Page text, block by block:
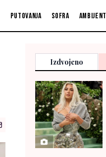
Putovanja Sofra Ambijent
Izdvojeno